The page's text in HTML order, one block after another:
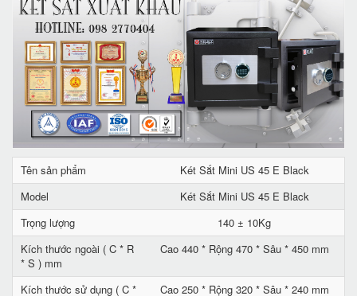
Tên sản phẩm
Két Sắt Mini US 45 E Black
Model
Két Sắt Mini US 45 E Black
Trọng lượng
140 ± 10Kg
Kích thước ngoài ( C * R
* S ) mm
Cao 440 * Rộng 470 * Sâu * 450 mm
Kích thước sử dụng ( C *
Cao 250 * Rộng 320 * Sâu * 240 mm